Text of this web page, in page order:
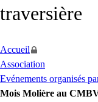
traversière
Accueil
Association
Evénements organisés
Mois Molière au